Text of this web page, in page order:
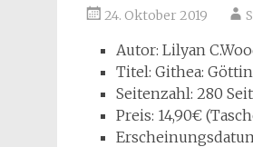
24. Oktober 2019
Autor: Lilyan
Titel: Githea:
Seitenzahl: 280
Preis: 14,90€